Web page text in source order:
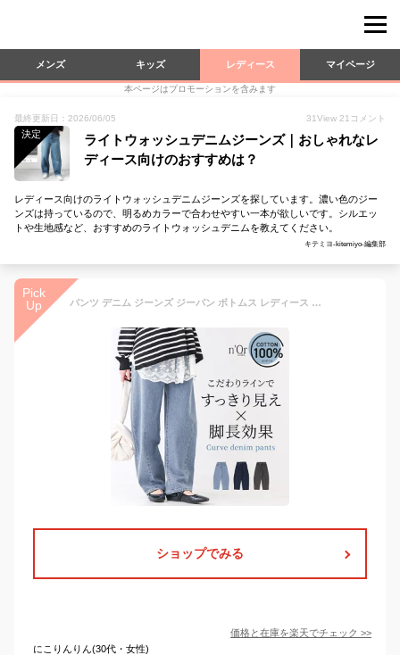
メンズ キッズ レディース マイページ
本ページはプロモーションを含みます
最終更新日：2026/06/05 31View 21 コメント
決定
ライトウォッシュデニムジーンズ｜おしゃれなレ
ディース向けのおすすめは？
レディース向けのライトウォッシュデニムジーンズを探しています。濃い色のジー
ンズは持っているので、明るめカラーで合わせやすい一本が欲しいです。シルエッ
トや生地感など、おすすめのライトウォッシュデニムを教えてください。
キテミヨ-kitemiyo-編集部
Pick
Up
パンツ デニム ジーンズ ジーパン ボトムス レディース ワイドパンツ カーブシルエット バレルレッグパンツ バレルパンツ 春 夏 秋 冬 ワイド ロング丈 ダーツ コットン100％ 綿100％ 体型カバー 着回し【メール便不可】【20】
ショップでみる
価格と在庫を楽天でチェック >>
にこりんりん(30代・女性)